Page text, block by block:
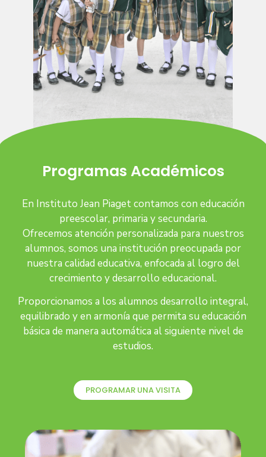
Programas Académicos
En Instituto Jean Piaget contamos con educación
preescolar, primaria y secundaria.
Ofrecemos atención personalizada para nuestros
alumnos, somos una institución preocupada por
nuestra calidad educativa, enfocada al logro del
crecimiento y desarrollo educacional.
Proporcionamos a los alumnos desarrollo integral,
equilibrado y en armonía que permita su educación
básica de manera automática al siguiente nivel de
estudios.
PROGRAMAR UNA VISITA